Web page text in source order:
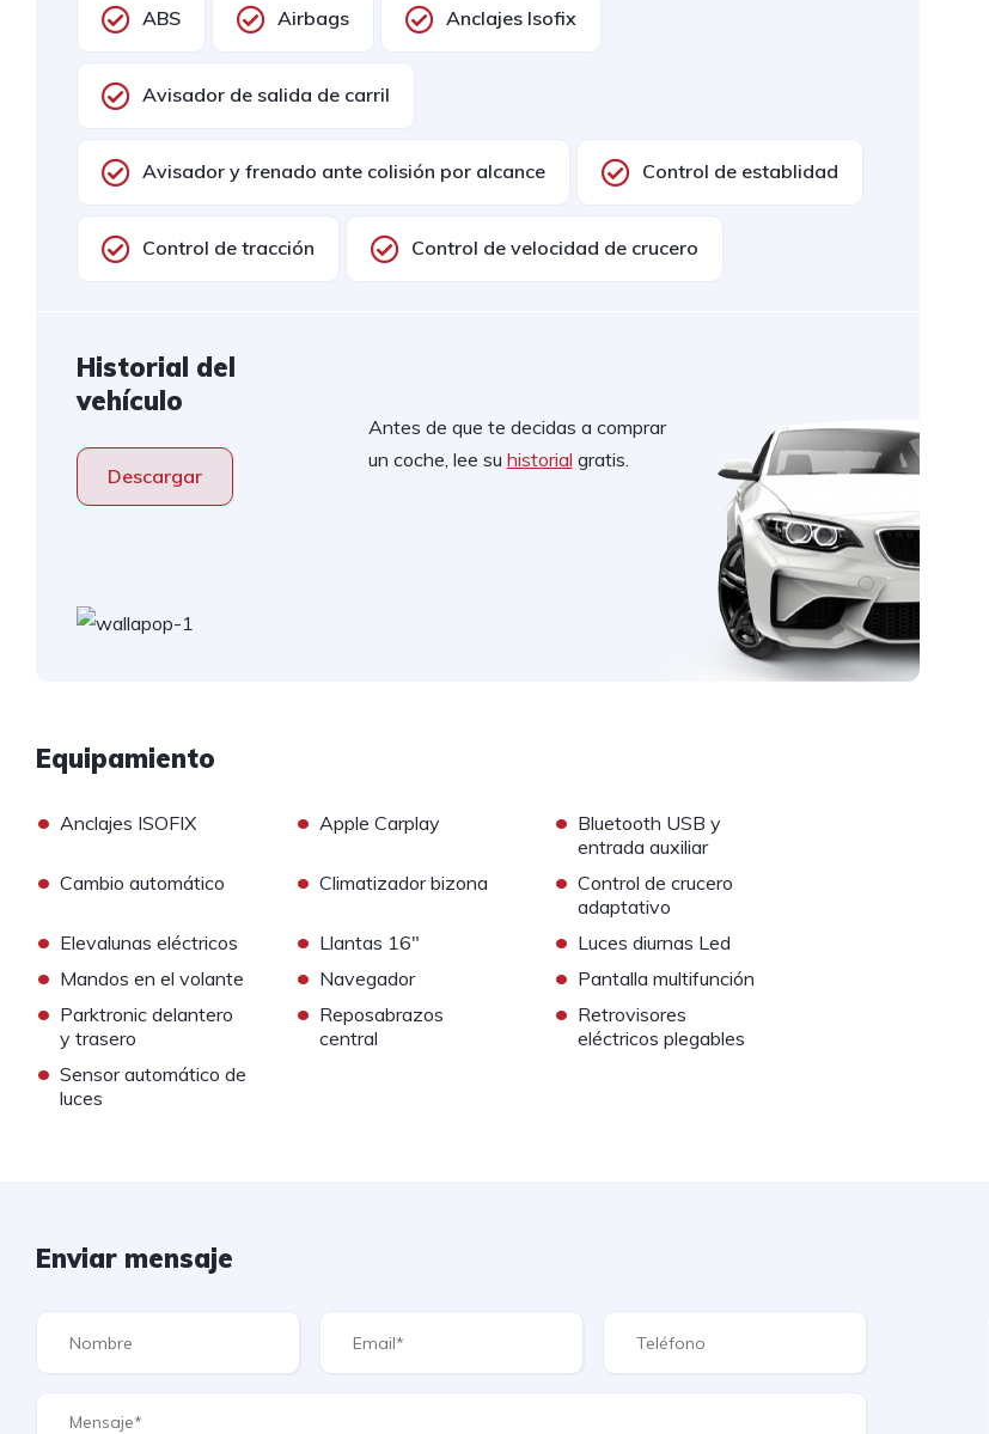
ABS Airbags Anclajes Isofix
Avisador de salida de carril
Avisador y frenado ante colisión por alcance Control de establidad
Control de tracción Control de velocidad de crucero
Historial del
vehículo
Descargar
Antes de que te decidas a comprar
un coche, lee su historial gratis.
Equipamiento
• Anclajes ISOFIX • Apple Carplay • Bluetooth USB y
entrada auxiliar
• Cambio automático • Climatizador bizona • Control de crucero
adaptativo
• Elevalunas eléctricos • Llantas 16" • Luces diurnas Led
• Mandos en el volante • Navegador • Pantalla multifunción
• Parktronic delantero
y trasero
• Reposabrazos
central
• Retrovisores
eléctricos plegables
• Sensor automático de
luces
Enviar mensaje